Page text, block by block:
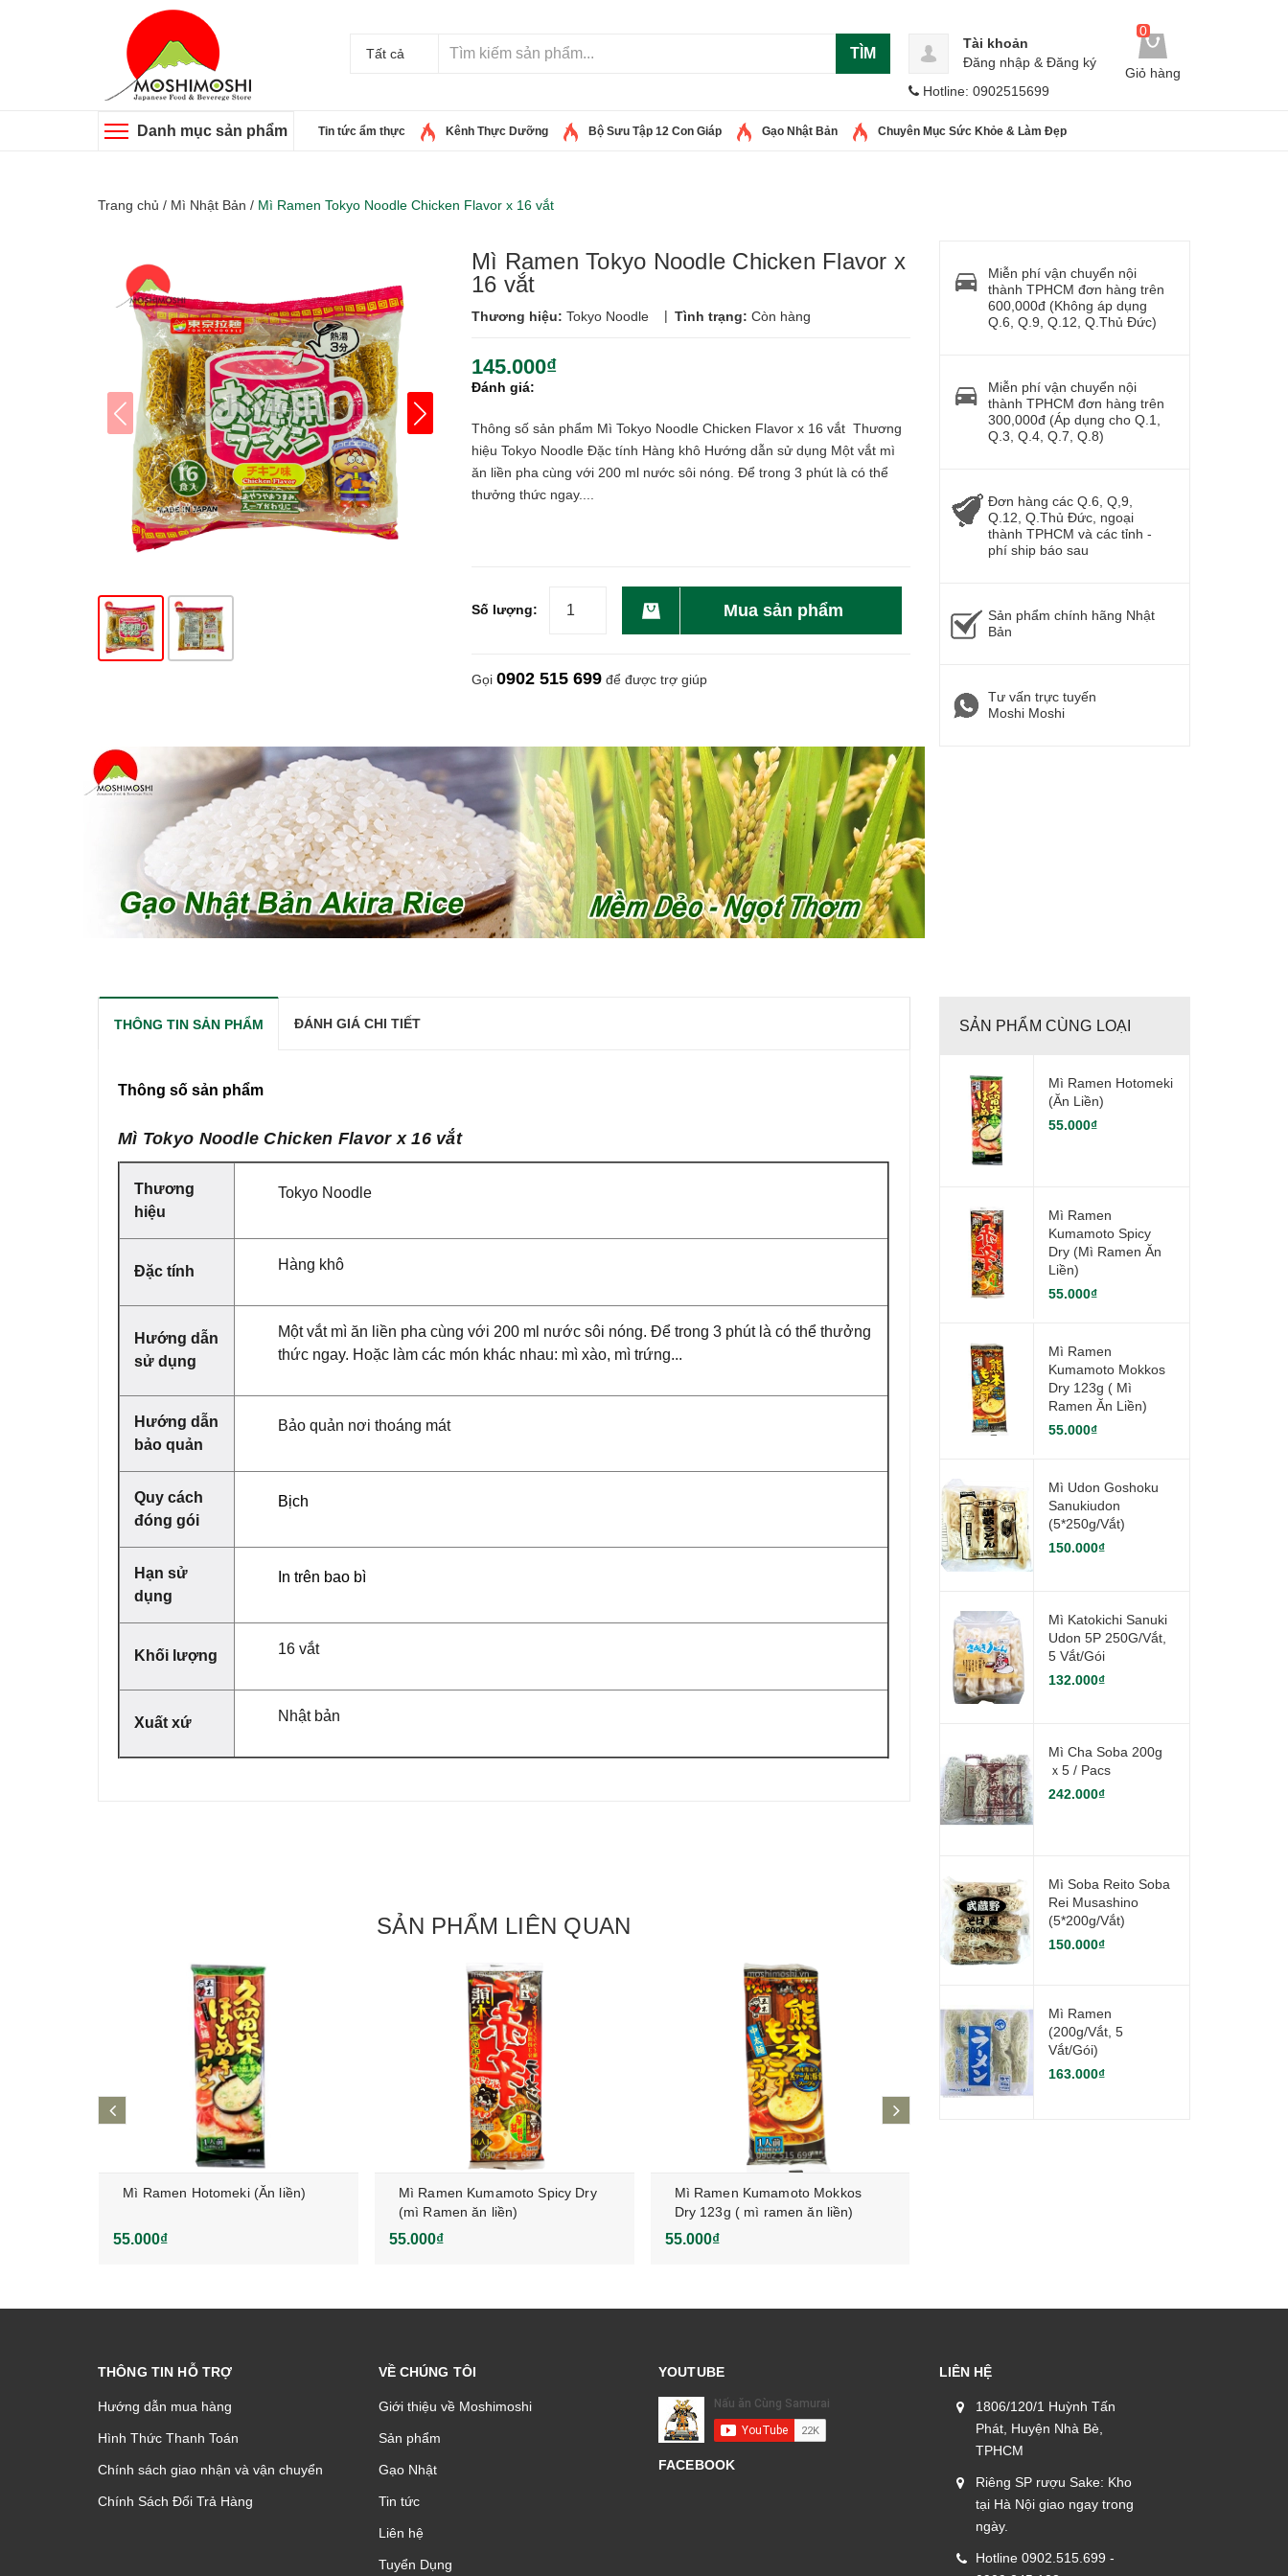
Tất cả TÌM
0
Giỏ hàng
Tài khoản
Đăng nhập & Đăng ký
Hotline: 0902515699
Danh mục sản phẩm Tin tức ẩm thực Kênh Thực Dưỡng Bộ Sưu Tập 12 Con Giáp Gạo Nhật Bản Chuyên Mục Sức Khỏe & Làm Đẹp
Trang chủ / Mì Nhật Bản / Mì Ramen Tokyo Noodle Chicken Flavor x 16 vắt
Mì Ramen Tokyo Noodle Chicken Flavor x
16 vắt
Thương hiệu: Tokyo Noodle | Tình trạng: Còn hàng
145.000₫
Đánh giá:
Thông số sản phẩm Mì Tokyo Noodle Chicken Flavor x 16 vắt Thương
hiệu Tokyo Noodle Đặc tính Hàng khô Hướng dẫn sử dụng Một vắt mì
ăn liền pha cùng với 200 ml nước sôi nóng. Để trong 3 phút là có thể
thưởng thức ngay....
Số lượng: Mua sản phẩm
Gọi 0902 515 699 để được trợ giúp
Miễn phí vận chuyển nội
thành TPHCM đơn hàng trên
600,000đ (Không áp dụng
Q.6, Q.9, Q.12, Q.Thủ Đức)
Miễn phí vận chuyển nội
thành TPHCM đơn hàng trên
300,000đ (Áp dụng cho Q.1,
Q.3, Q.4, Q.7, Q.8)
Đơn hàng các Q.6, Q,9,
Q.12, Q.Thủ Đức, ngoại
thành TPHCM và các tỉnh -
phí ship báo sau
Sản phẩm chính hãng Nhật
Bản
Tư vấn trực tuyến
Moshi Moshi
THÔNG TIN SẢN PHẨM ĐÁNH GIÁ CHI TIẾT
Thông số sản phẩm
Mì Tokyo Noodle Chicken Flavor x 16 vắt
Thương
hiệu
Tokyo Noodle
Đặc tính Hàng khô
Hướng dẫn
sử dụng
Một vắt mì ăn liền pha cùng với 200 ml nước sôi nóng. Để trong 3 phút là có thể thưởng
thức ngay. Hoặc làm các món khác nhau: mì xào, mì trứng...
Hướng dẫn
bảo quản
Bảo quản nơi thoáng mát
Quy cách
đóng gói
Bịch
Hạn sử
dụng
In trên bao bì
Khối lượng 16 vắt
Xuất xứ Nhật bản
SẢN PHẨM LIÊN QUAN
Mì Ramen Hotomeki (Ăn liền)
55.000₫
Mì Ramen Kumamoto Spicy Dry
(mì Ramen ăn liền)
55.000₫
Mì Ramen Kumamoto Mokkos
Dry 123g ( mì ramen ăn liền)
55.000₫
SẢN PHẨM CÙNG LOẠI
Mì Ramen Hotomeki
(Ăn Liền)
55.000₫
Mì Ramen
Kumamoto Spicy
Dry (mì Ramen Ăn
Liền)
55.000₫
Mì Ramen
Kumamoto Mokkos
Dry 123g ( Mì
Ramen Ăn Liền)
55.000₫
Mì Udon Goshoku
Sanukiudon
(5*250g/vắt)
150.000₫
Mì Katokichi Sanuki
Udon 5P 250G/vắt,
5 Vắt/gói
132.000₫
Mì Cha Soba 200g
Ｘ5 / Pacs
242.000₫
Mì Soba Reito Soba
Rei Musashino
(5*200g/vắt)
150.000₫
Mì Ramen
(200g/vắt, 5
Vắt/gói)
163.000₫
THÔNG TIN HỖ TRỢ
Hướng dẫn mua hàng
Hình Thức Thanh Toán
Chính sách giao nhận và vận chuyển
Chính Sách Đổi Trả Hàng
VỀ CHÚNG TÔI
Giới thiệu về Moshimoshi
Sản phẩm
Gạo Nhật
Tin tức
Liên hệ
Tuyển Dụng
YOUTUBE
FACEBOOK
LIÊN HỆ
1806/120/1 Huỳnh Tấn
Phát, Huyện Nhà Bè,
TPHCM
Riêng SP rượu Sake: Kho
tại Hà Nội giao ngay trong
ngày.
Hotline 0902.515.699 -